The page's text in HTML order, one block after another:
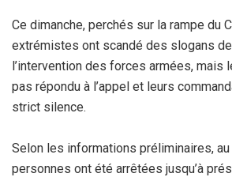
Ce dimanche, perchés sur la rampe du
extrémistes ont scandé des slogans
l’intervention des forces armées, mais
pas répondu à l’appel et leurs
strict silence.
Selon les informations préliminaires,
personnes ont été arrêtées jusqu’à